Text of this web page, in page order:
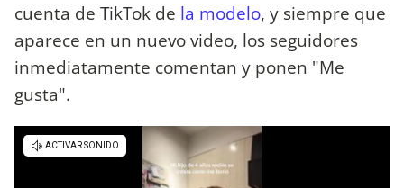
cuenta de TikTok de la modelo, y siempre que
aparece en un nuevo video, los seguidores
inmediatamente comentan y ponen "Me
gusta".